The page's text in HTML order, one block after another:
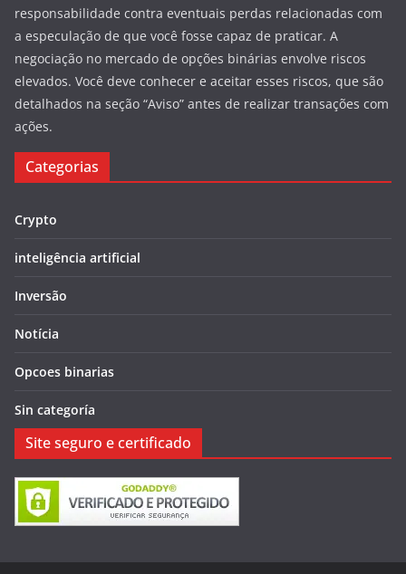
responsabilidade contra eventuais perdas relacionadas com
a especulação de que você fosse capaz de praticar. A
negociação no mercado de opções binárias envolve riscos
elevados. Você deve conhecer e aceitar esses riscos, que são
detalhados na seção “Aviso” antes de realizar transações com
ações.
Categorias
Crypto
inteligência artificial
Inversão
Notícia
Opcoes binarias
Sin categoría
Site seguro e certificado